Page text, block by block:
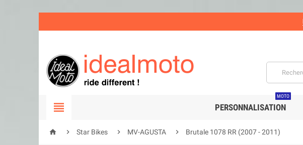
 PERSONNALISATION
MOTO
  Star Bikes  MV-AGUSTA  Brutale 1078 RR (2007 - 2011)